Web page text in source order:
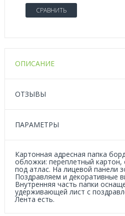
СРАВНИТЬ
ОПИСАНИЕ
ОТЗЫВЫ
ПАРАМЕТРЫ
Картонная адресная папка
обложки: переплетный
под атлас. На лицевой панели
Поздравляем и декоративные
Внутренняя часть папки
удерживающей лист с
Лента есть.